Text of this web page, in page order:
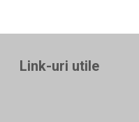
Link-uri utile